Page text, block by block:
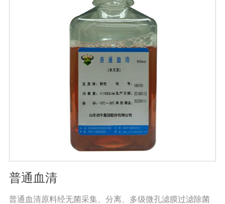
普通血清
普通血清原料经无菌采集、分离、多级微孔滤膜过滤除菌